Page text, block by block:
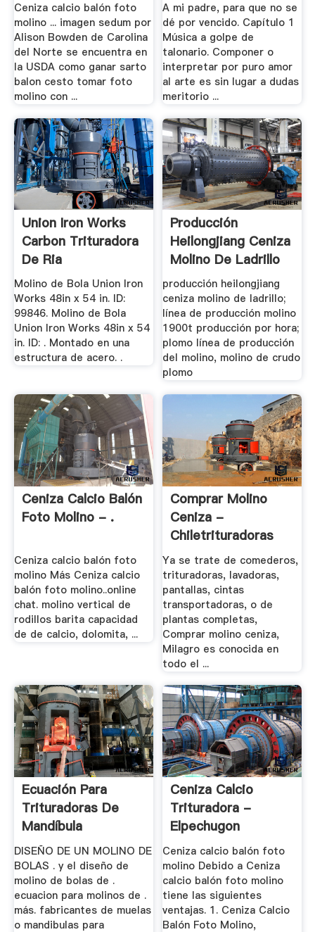
Ceniza calcio balón foto
molino ... imagen sedum por
Alison Bowden de Carolina
del Norte se encuentra en
la USDA como ganar sarto
balon cesto tomar foto
molino con ...
A mi padre, para que no se
dé por vencido. Capítulo 1
Música a golpe de
talonario. Componer o
interpretar por puro amor
al arte es sin lugar a dudas
meritorio ...
Union Iron Works
Carbon Trituradora
De Ria
Molino de Bola Union Iron
Works 48in x 54 in. ID:
99846. Molino de Bola
Union Iron Works 48in x 54
in. ID: . Montado en una
estructura de acero. .
Producción
Heilongjiang Ceniza
Molino De Ladrillo
producción heilongjiang
ceniza molino de ladrillo;
línea de producción molino
1900t producción por hora;
plomo línea de producción
del molino, molino de crudo
plomo
Ceniza Calcio Balón
Foto Molino - .
Ceniza calcio balón foto
molino Más Ceniza calcio
balón foto molino..online
chat. molino vertical de
rodillos barita capacidad
de de calcio, dolomita, ...
Comprar Molino
Ceniza -
Chiletrituradoras
Ya se trate de comederos,
trituradoras, lavadoras,
pantallas, cintas
transportadoras, o de
plantas completas,
Comprar molino ceniza,
Milagro es conocida en
todo el ...
Ecuación Para
Trituradoras De
Mandíbula
DISEÑO DE UN MOLINO DE
BOLAS . y el diseño de
molino de bolas de .
ecuacion para molinos de .
más. fabricantes de muelas
o mandibulas para
Ceniza Calcio
Trituradora -
Elpechugon
Ceniza calcio balón foto
molino Debido a Ceniza
calcio balón foto molino
tiene las siguientes
ventajas. 1. Ceniza Calcio
Balón Foto Molino,